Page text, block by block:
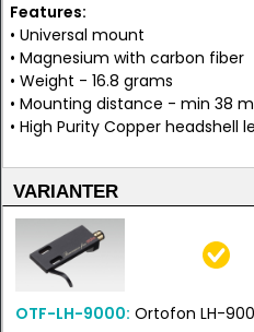
Features:
• Universal mount
• Magnesium with carbon fiber
• Weight - 16.8 grams
• Mounting distance - min 38
• High Purity Copper headshell
VARIANTER
OTF-LH-9000: Ortofon LH-